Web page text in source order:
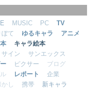
MUSIC PC
TV
ぼて ゆるキャラ
アニメ
キャラ絵本
サイン
サンエックス
ピクサー
ブログ
レポート
企業
かし 携帯
新キャラ